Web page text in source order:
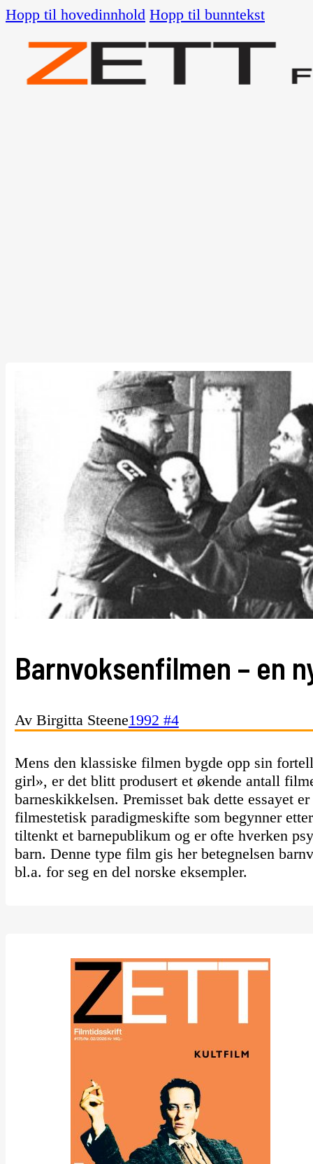
Hopp til hovedinnhold Hopp til bunntekst
Barnvoksenfilmen – en
Av Birgitta Steene1992 #4
Mens den klassiske filmen bygde opp sin
girl», er det blitt produsert et økende antall
barneskikkelsen. Premisset bak dette essayet
filmestetisk paradigmeskifte som begynner
tiltenkt et barnepublikum og er ofte hverken
barn. Denne type film gis her betegnelsen
bl.a. for seg en del norske eksempler.